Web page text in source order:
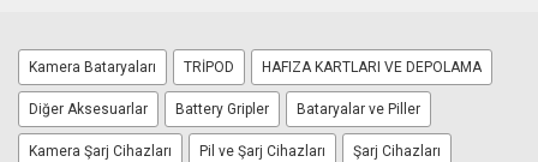
Canon R6 Mark III Bundle Setler
Alışverişe
Başla
Kamera Bataryaları TRİPOD HAFIZA KARTLARI VE DEPOLAMA
Diğer Aksesuarlar Battery Gripler Bataryalar ve Piller
Kamera Şarj Cihazları Pil ve Şarj Cihazları Şarj Cihazları